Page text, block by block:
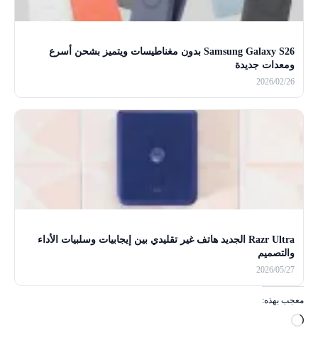
Samsung Galaxy S26 بدون مغناطيسات ويتميز بشحن أسرع
ومعدات جديدة
2026/02/26
Razr Ultra الجديد هاتف غير تقليدي بين إيجابيات وسلبيات الأداء
والتصميم
2026/05/27
معجب بهذه:
ج